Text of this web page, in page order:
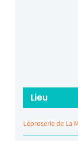
Lieu
Léproserie de La